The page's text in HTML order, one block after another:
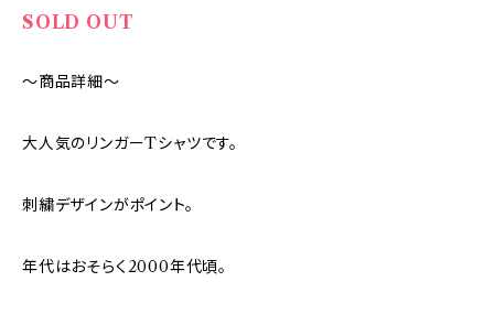
SOLD OUT
～商品詳細～
大人気のリンガーTシャツです。
刺繍デザインがポイント。
年代はおそらく2000年代頃。